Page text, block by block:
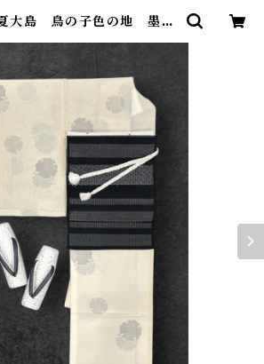
大島 鳥の子色の地 墨色
証紙 反端 しつけ糸つき
㎝ K6934 | 着物 ひょう
たん堂